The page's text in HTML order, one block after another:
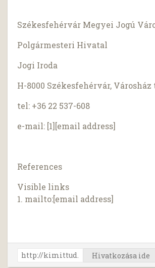
Székesfehérvár Megyei Jogú
Polgármesteri Hivatal
Jogi Iroda
H-8000 Székesfehérvár, Városház
tel: +36 22 537-608
e-mail: [1][email address]
References
Visible links
1. mailto:[email address]
Hivatkozása ide